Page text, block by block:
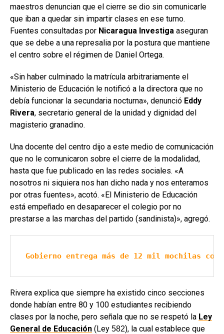
maestros denuncian que el cierre se dio sin comunicarle
que iban a quedar sin impartir clases en ese turno.
Fuentes consultadas por Nicaragua Investiga aseguran
que se debe a una represalia por la postura que mantiene
el centro sobre el régimen de Daniel Ortega.
«Sin haber culminado la matrícula arbitrariamente el
Ministerio de Educación le notificó a la directora que no
debía funcionar la secundaria nocturna», denunció Eddy
Rivera, secretario general de la unidad y dignidad del
magisterio granadino.
Una docente del centro dijo a este medio de comunicación
que no le comunicaron sobre el cierre de la modalidad,
hasta que fue publicado en las redes sociales. «A
nosotros ni siquiera nos han dicho nada y nos enteramos
por otras fuentes», acotó. «El Ministerio de Educación
está empeñado en desaparecer el colegio por no
prestarse a las marchas del partido (sandinista)», agregó.
Gobierno entrega más de 12 mil mochilas
Rivera explica que siempre ha existido cinco secciones
donde habían entre 80 y 100 estudiantes recibiendo
clases por la noche, pero señala que no se respetó la Ley
General de Educación (Ley 582), la cual establece que